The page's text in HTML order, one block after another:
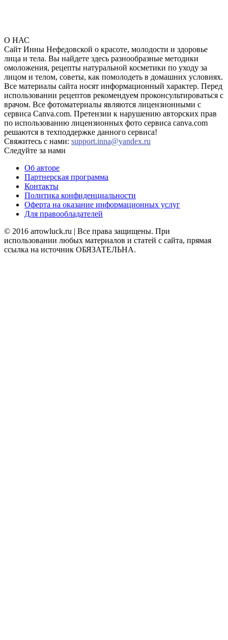
О НАС
Сайт Инны Нефедовской о красоте, молодости и здоровье
лица и тела. Вы найдете здесь разнообразные методики
омоложения, рецепты натуральной косметики по уходу за
лицом и телом, советы, как помолодеть в домашних условиях.
Все материалы сайта носят информационный характер. Перед
использовании рецептов рекомендуем проконсультироваться с
врачом. Все фотоматериалы являются лицензионными с
сервиса Canva.com. Претензии к нарушению авторских прав
по использованию лицензионных фото сервиса canva.com
решаются в техподдержке данного сервиса!
Свяжитесь с нами: support.inna@yandex.ru
Следуйте за нами
Об авторе
Партнерская программа
Контакты
Политика конфиденциальности
Оферта на оказание информационных услуг
Для правообладателей
© 2016 arrowluck.ru | Все права защищены. При
использовании любых материалов и статей с сайта, прямая
ссылка на источник ОБЯЗАТЕЛЬНА.